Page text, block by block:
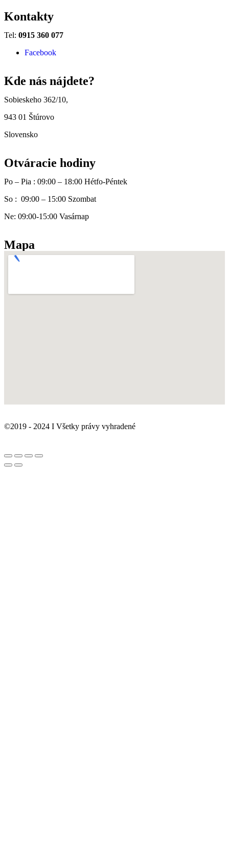
Kontakty
Tel: 0915 360 077
Facebook
Kde nás nájdete?
Sobieskeho 362/10,
943 01 Štúrovo
Slovensko
Otváracie hodiny
Po – Pia : 09:00 – 18:00 Hétfo-Péntek
So : 09:00 – 15:00 Szombat
Ne: 09:00-15:00 Vasárnap
Mapa
©2019 - 2024 I Všetky právy vyhradené